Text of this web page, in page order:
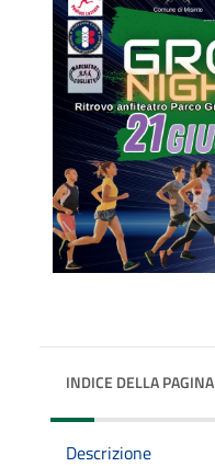
INDICE DELLA PAGINA
Descrizione